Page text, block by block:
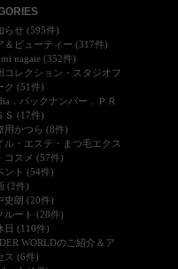
らせ (595件)
＆ビューティー (317件)
nagaie (352件)
コレクション・スタジオフ
ク (51件)
．バックナンバー．ＰＲ
Ｓ (17件)
用かつら (8件)
ル・エステ・まつ毛エクス
コスメ (57件)
ント (54件)
(2件)
史朗 (20件)
ルート (28件)
日 (110件)
WORLDのご紹介＆ア
ス (6件)